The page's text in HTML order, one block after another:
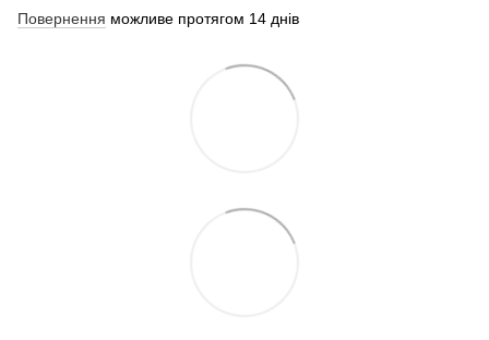
Повернення можливе протягом 14 днів